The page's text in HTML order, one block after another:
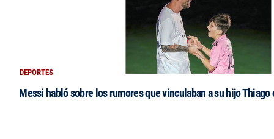
DEPORTES
Messi habló sobre los rumores que vinculaban a su hijo Thiago